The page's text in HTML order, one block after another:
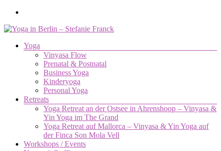
Zum
springen
Yoga
Stefanie
Franck
Menü
Yoga
Vinyasa Flow
Prenatal & Postnatal
Business Yoga
Kinderyoga
Personal Yoga
Retreats
Yoga Retreat an der Ostsee in Ahrenshoop – Vinyasa &
Yin Yoga im The Grand
Yoga Retreat auf Mallorca – Vinyasa & Yin Yoga auf
der Finca Son Mola Vell
Workshops / Events